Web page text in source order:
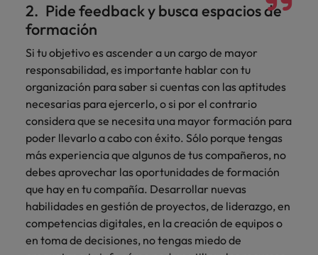
2. Pide feedback y busca espacios de
formación
Si tu objetivo es ascender a un cargo de mayor
responsabilidad, es importante hablar con tu
organización para saber si cuentas con las aptitudes
necesarias para ejercerlo, o si por el contrario
considera que se necesita una mayor formación para
poder llevarlo a cabo con éxito. Sólo porque tengas
más experiencia que algunos de tus compañeros, no
debes aprovechar las oportunidades de formación
que hay en tu compañía. Desarrollar nuevas
habilidades en gestión de proyectos, de liderazgo, en
competencias digitales, en la creación de equipos o
en toma de decisiones, no tengas miedo de